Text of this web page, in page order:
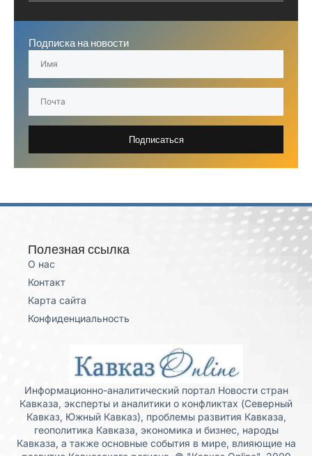
Подписка на новости
Подписаться
Полезная ссылка
О нас
Контакт
Карта сайта
Конфиденциальность
Информационно-аналитический портал Новости стран
Кавказа, эксперты и аналитики о конфликтах (Северный
Кавказ, Южный Кавказ), проблемы развития Кавказа,
геополитика Кавказа, экономика и бизнес, народы
Кавказа, а также основные события в мире, влияющие на